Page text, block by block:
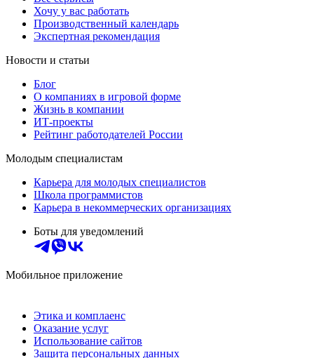
Хочу у вас работать
Производственный календарь
Экспертная рекомендация
Новости и статьи
Блог
О компаниях в игровой форме
Жизнь в компании
ИТ-проекты
Рейтинг работодателей России
Молодым специалистам
Карьера для молодых специалистов
Школа программистов
Карьера в некоммерческих организациях
Боты для уведомлений
Мобильное приложение
Этика и комплаенс
Оказание услуг
Использование сайтов
Защита персональных данных